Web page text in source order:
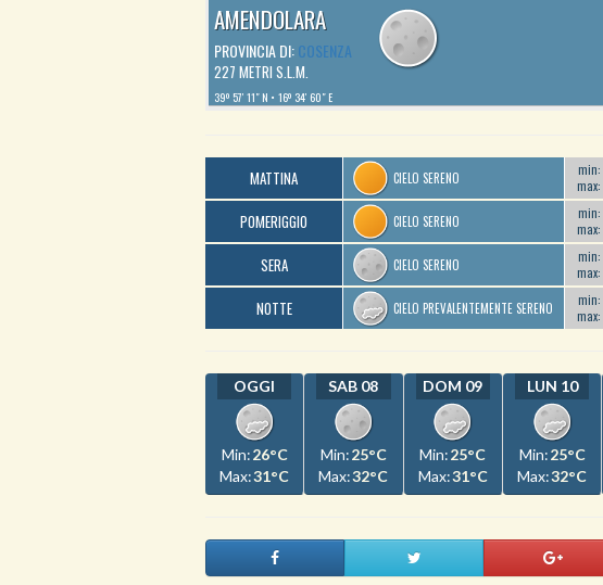
AMENDOLARA
PROVINCIA DI:COSENZA
227 METRI S.L.M.
39º 57′ 11″ N 16º 34′ 60″ E
MATTINA CIELO SERENO min:
max:
POMERIGGIO CIELO SERENO min:
max:
SERA CIELO SERENO min:
max:
NOTTE CIELO PREVALENTEMENTE SERENO min:
max:
OGGI
Min:26°C
Max:31°C
SAB 08
Min:25°C
Max:32°C
DOM 09
Min:25°C
Max:31°C
LUN 10
Min:25°C
Max:32°C